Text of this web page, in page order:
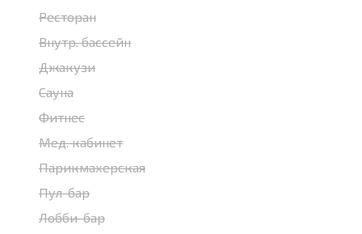
Ресторан
Внутр. бассейн
Джакузи
Сауна
Фитнес
Мед. кабинет
Парикмахерская
Пул-бар
Лобби-бар